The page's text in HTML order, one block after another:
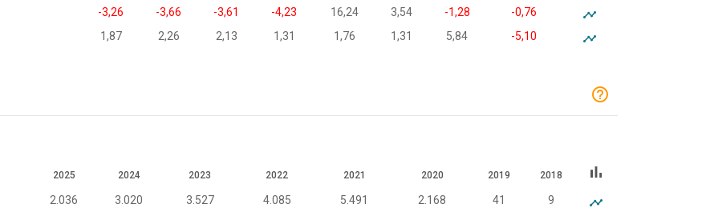
-3,26 -3,66 -3,61 -4,23 16,24 3,54 -1,28
-0,76
1,87 2,26 2,13 1,31 1,76 1,31 5,84 -5,10
2025 2024 2023 2022 2021 2020 2019 2018 bar_chart
2.036 3.020 3.527 4.085 5.491 2.168 41
9